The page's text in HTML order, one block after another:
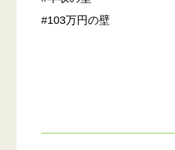
#103万円の壁